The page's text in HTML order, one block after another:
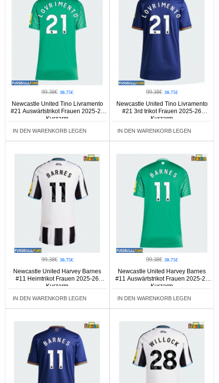
99.38€ 30.75€
Newcastle United Tino Livramento
#21 Auswärtstrikot Frauen 2025-26
Kurzarm
IN DEN WARENKORB LEGEN
99.38€ 30.75€
Newcastle United Tino Livramento
#21 3rd trikot Frauen 2025-26
Kurzarm
IN DEN WARENKORB LEGEN
99.38€ 30.75€
Newcastle United Harvey Barnes
#11 Heimtrikot Frauen 2025-26
Kurzarm
IN DEN WARENKORB LEGEN
99.38€ 30.75€
Newcastle United Harvey Barnes
#11 Auswärtstrikot Frauen 2025-26
Kurzarm
IN DEN WARENKORB LEGEN